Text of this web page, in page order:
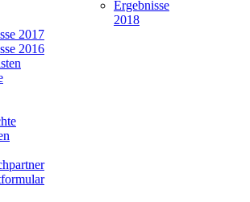
Ergebnisse
2018
2017
2016